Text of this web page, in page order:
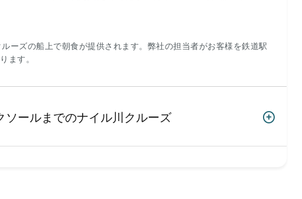
ーズの船上で朝食が提供されます。弊社の担当者がお客様を鉄道駅
ます。
ールまでのナイル川クルーズ